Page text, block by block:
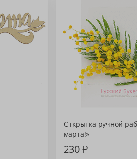
Открытка ручной
марта!»
230₽